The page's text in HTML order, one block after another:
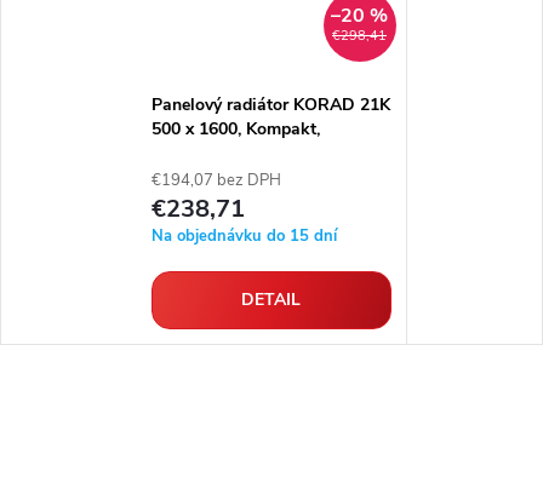
€298,41
–20 %
Panelový radiátor KORAD 21K
500 x 1600, Kompakt,
€194,07 bez DPH
€238,71
Na objednávku do 15 dní
DETAIL